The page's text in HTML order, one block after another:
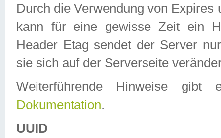
Durch die Verwendung von
kann für eine gewisse Zeit ein
Header Etag sendet der Server
sie sich auf der Serverseite
Weiterführende Hinweise
Dokumentation.
UUID